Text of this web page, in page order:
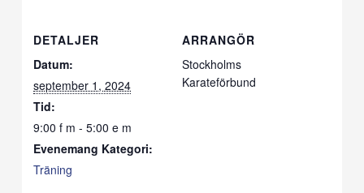
DETALJER
Datum:
september 1, 2024
Tid:
9:00 f m - 5:00 e m
Evenemang Kategori:
Träning
ARRANGÖR
Stockholms
Karateförbund